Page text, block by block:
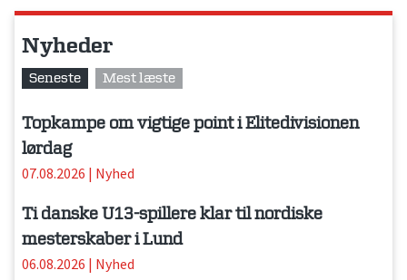
Nyheder
Seneste Mest læste
Topkampe om vigtige point i Elitedivisionen
lørdag
07.08.2026 | Nyhed
Ti danske U13-spillere klar til nordiske
mesterskaber i Lund
06.08.2026 | Nyhed